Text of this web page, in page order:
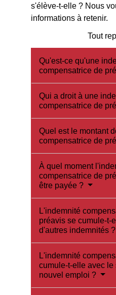
s'élève-t-elle ? Nous
informations à retenir.
Tout
Qu'est-ce qu'une
compensatrice de
Qui a droit à une
compensatrice de
Quel est le montant
compensatrice de
À quel moment
compensatrice de
être payée ?
L'indemnité
préavis se cumule-t-
d'autres indemnités ?
L'indemnité
cumule-t-elle avec le
nouvel emploi ?